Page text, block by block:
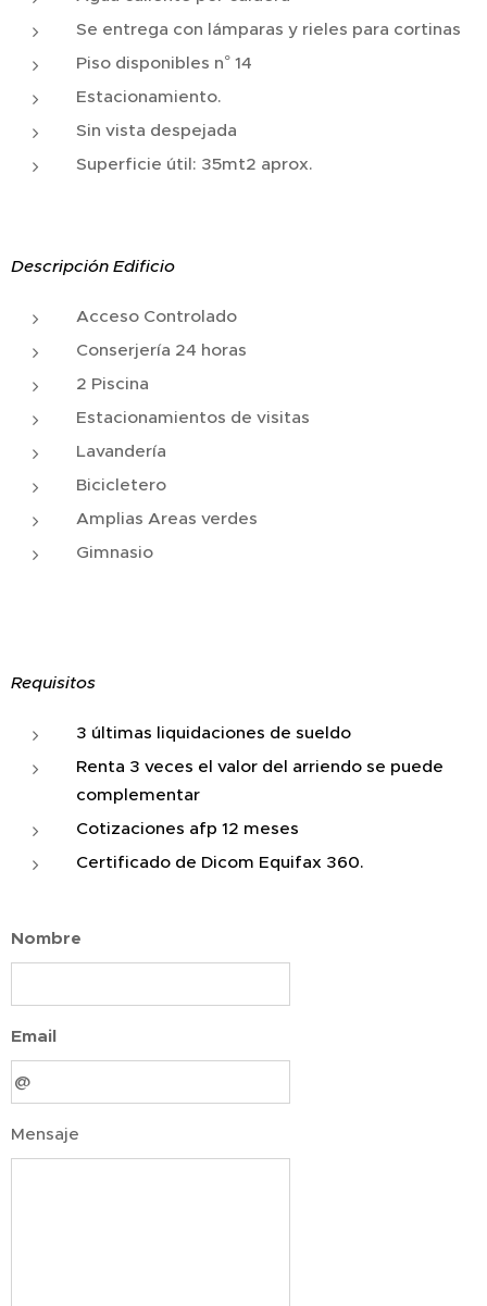
Se entrega con lámparas y rieles para cortinas
Piso disponibles n° 14
Estacionamiento.
Sin vista despejada
Superficie útil: 35mt2 aprox.
Descripción Edificio
Acceso Controlado
Conserjería 24 horas
2 Piscina
Estacionamientos de visitas
Lavandería
Bicicletero
Amplias Areas verdes
Gimnasio
Requisitos
3 últimas liquidaciones de sueldo
Renta 3 veces el valor del arriendo se puede
complementar
Cotizaciones afp 12 meses
Certificado de Dicom Equifax 360.
Nombre
Email
Mensaje